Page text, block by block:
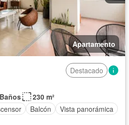
Apartamento
Destacado
230 m²
Balcón
Vista panorámica